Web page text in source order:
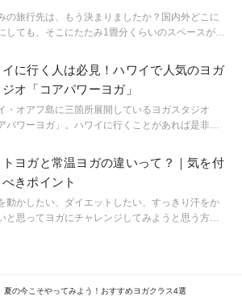
の旅行先は、もう決まりましたか？国内外どこに
しても、そこにたたみ1畳分くらいのスペースがあ
こでも楽しめるのが魅力！ヨガ的なマインドも、
わうことができそうです。旅から学ぶ、ヨガ哲学
に行く人は必見！ハワイで人気のヨガ
オ「コアパワーヨガ」
・オアフ島に三箇所展開しているヨガスタジオ
パワーヨガ」。ハワイに行くことがあれば是非立
トヨガと常温ヨガの違いって？｜気を付
きポイント
動かしたい、ダイエットしたい、すっきり汗をか
と思ってヨガにチャレンジしてみようと思う方も
夏の今こそやってみよう！おすすめヨガクラス4選